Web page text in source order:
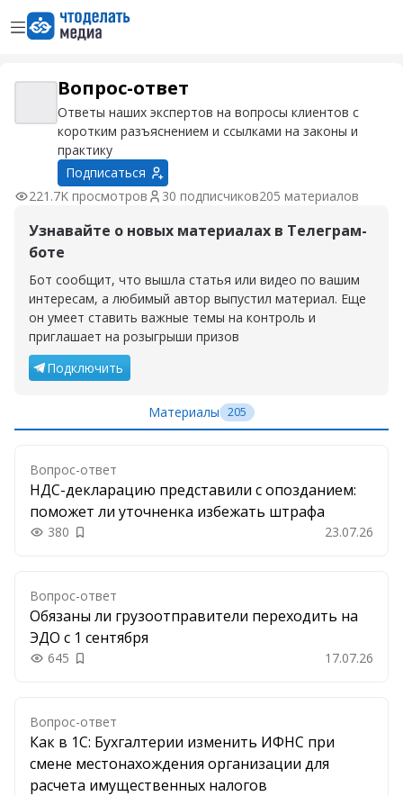
Открыть менюПерейти на главную страницу
Вопрос-ответ
Вопрос-ответ
Ответы наших экспертов на вопросы клиентов с
коротким разъяснением и ссылками на законы и
практику
Подписаться
221.7K просмотров
30 подписчиков205 материалов
Узнавайте о новых материалах в Телеграм-
боте
Бот сообщит, что вышла статья или видео по вашим
интересам, а любимый автор выпустил материал. Еще
он умеет ставить важные темы на контроль и
приглашает на розыгрыши призов
Подключить
Материалы 205
Вопрос-ответ
НДС-декларацию представили с опозданием:
поможет ли уточненка избежать штрафа
380 Добавить в закладки 23.07.26
Вопрос-ответ
Обязаны ли грузоотправители переходить на
ЭДО с 1 сентября
645 Добавить в закладки 17.07.26
Вопрос-ответ
Как в 1С: Бухгалтерии изменить ИФНС при
смене местонахождения организации для
расчета имущественных налогов